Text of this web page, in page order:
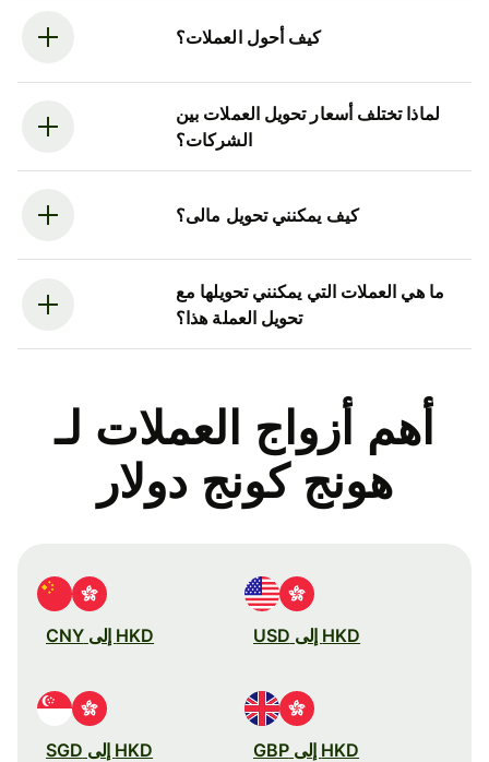
كيف أحول العملات؟
لماذا تختلف أسعار تحويل العملات بين
الشركات؟
كيف يمكنني تحويل مالى؟
ما هي العملات التي يمكنني تحويلها مع
تحويل العملة هذا؟
أهم أزواج العملات لـ
هونج كونج دولار
HKD إلى USD HKD إلى CNY
HKD إلى GBP HKD إلى SGD